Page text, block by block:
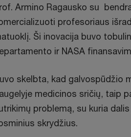
Armino Ragausko su
profesoriaus
Ši inovacija buvo
ir NASA
skelbta, kad galvospūdžio
medicinos sričių, taip
problemą, su kuria
skrydžius.